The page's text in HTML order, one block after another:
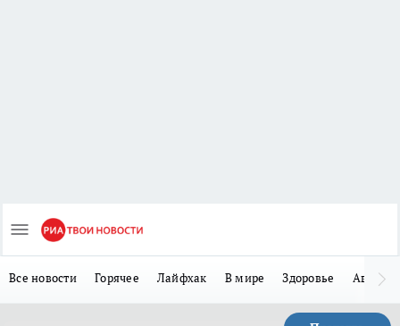
Все новости Горячее Лайфхак В мире Здоровье Авто